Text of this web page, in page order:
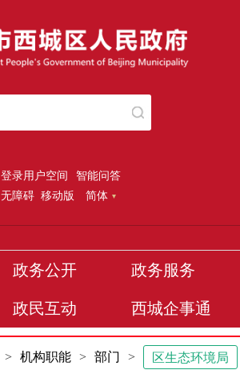
登录用户空间 智能问答
无障碍 移动版 简体
政务公开 政务服务
政民互动 西城企事通
> 机构职能 > 部门 > 区生态环境局